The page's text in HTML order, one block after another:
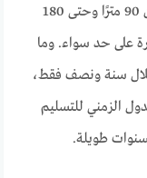
الدور الأرضي بحديقة، بمساحات تتراوح ما بين 90 مترًا وحتى 180
على حد سواء. وما
سنة ونصف فقط،
الزمني للتسليم
طويلة.